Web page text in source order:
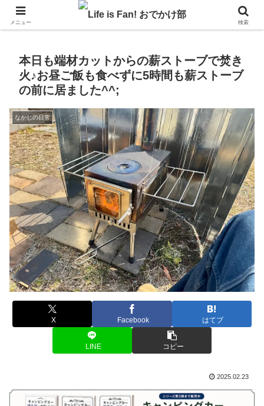
自作キャンピングカーで1年の3分の1を北海道でのんびりバンライフ♪
本日も端材カットからの薪ストーブで焚き
火♪お昼ご飯も食べずに5時間も薪ストーブ
の前に居ました^^;
なかじの日常
X Facebook はてブ
LINE コピー
2025.02.23
メニュー 検索